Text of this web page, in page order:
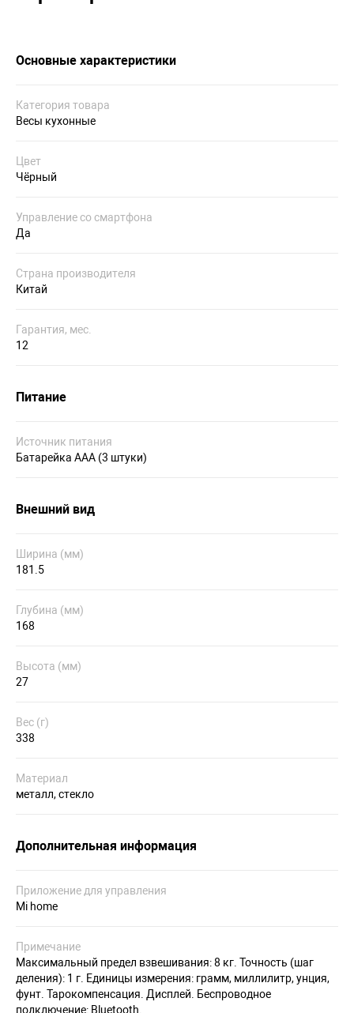
Основные характеристики
Категория товара
Весы кухонные
Цвет
Чёрный
Управление со смартфона
Да
Страна производителя
Китай
Гарантия, мес.
12
Питание
Источник питания
Батарейка AAА (3 штуки)
Внешний вид
Ширина (мм)
181.5
Глубина (мм)
168
Высота (мм)
27
Вес (г)
338
Материал
металл, стекло
Дополнительная информация
Приложение для управления
Mi home
Примечание
Максимальный предел взвешивания: 8 кг. Точность (шаг
деления): 1 г. Единицы измерения: грамм, миллилитр, унция,
фунт. Тарокомпенсация. Дисплей. Беспроводное
подключение: Bluetooth.